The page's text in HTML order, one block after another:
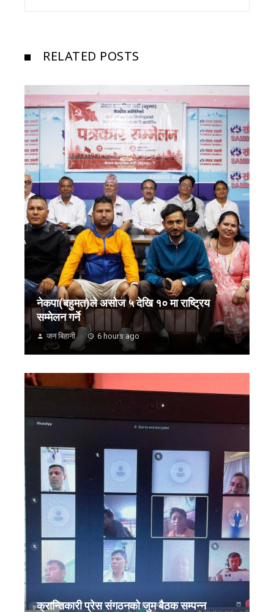
RELATED POSTS
नेकपा(बहुमत)ले असोज ५ देखि १० मा राष्ट्रिय
सम्मेलन गर्ने
जन बिहानी 6 hours ago
क्रान्तिकारी प्रेस संगठनको जुम बैठक सम्पन्न